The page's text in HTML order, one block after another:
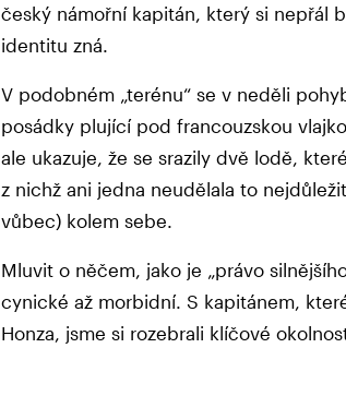
český námořní kapitán, který si nepřál
identitu zná.
V podobném „terénu“ se v neděli
posádky plující pod francouzskou
ale ukazuje, že se srazily dvě lodě,
z nichž ani jedna neudělala to
vůbec) kolem sebe.
Mluvit o něčem, jako je „právo
cynické až morbidní. S kapitánem,
Honza, jsme si rozebrali klíčové